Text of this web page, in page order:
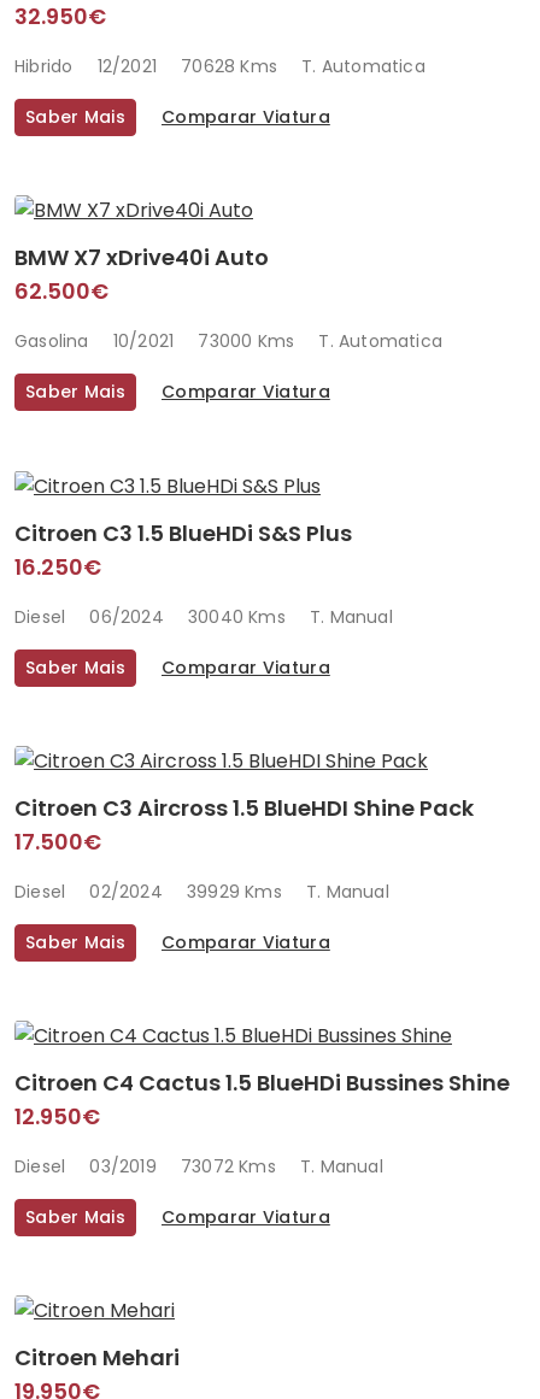
32.950€
Hibrido 12/2021 70628 Kms T. Automatica
Saber Mais Comparar Viatura
BMW X7 xDrive40i Auto
62.500€
Gasolina 10/2021 73000 Kms T. Automatica
Saber Mais Comparar Viatura
Citroen C3 1.5 BlueHDi S&S Plus
16.250€
Diesel 06/2024 30040 Kms T. Manual
Saber Mais Comparar Viatura
Citroen C3 Aircross 1.5 BlueHDI Shine Pack
17.500€
Diesel 02/2024 39929 Kms T. Manual
Saber Mais Comparar Viatura
Citroen C4 Cactus 1.5 BlueHDi Bussines Shine
12.950€
Diesel 03/2019 73072 Kms T. Manual
Saber Mais Comparar Viatura
Citroen Mehari
19.950€